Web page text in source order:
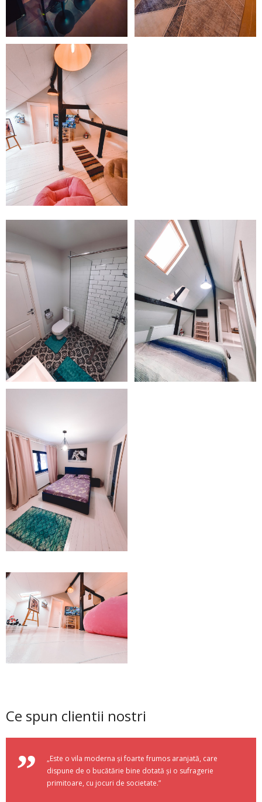
Ce spun clientii nostri
„Este o vila moderna și foarte frumos aranjată, care
dispune de o bucătărie bine dotată și o sufragerie
primitoare, cu jocuri de societate.”